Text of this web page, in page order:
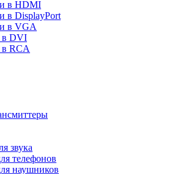
в HDMI
в DisplayPort
в VGA
в DVI
в RCA
звука
телефонов
наушников